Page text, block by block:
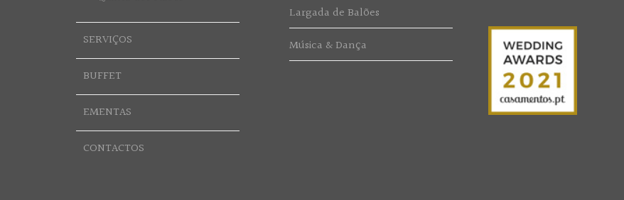
SERVIÇOS
BUFFET
EMENTAS
CONTACTOS
Largada de Balões
Música & Dança